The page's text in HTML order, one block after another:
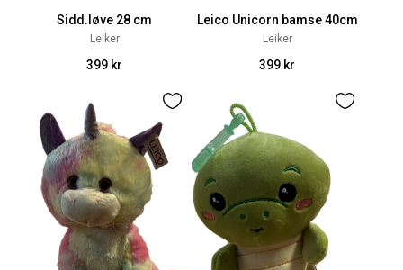
Sidd.løve 28 cm
Leiker
399 kr
Leico Unicorn bamse 40cm
Leiker
399 kr